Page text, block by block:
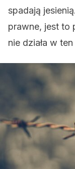
spadają
prawne, jest to
nie działa w